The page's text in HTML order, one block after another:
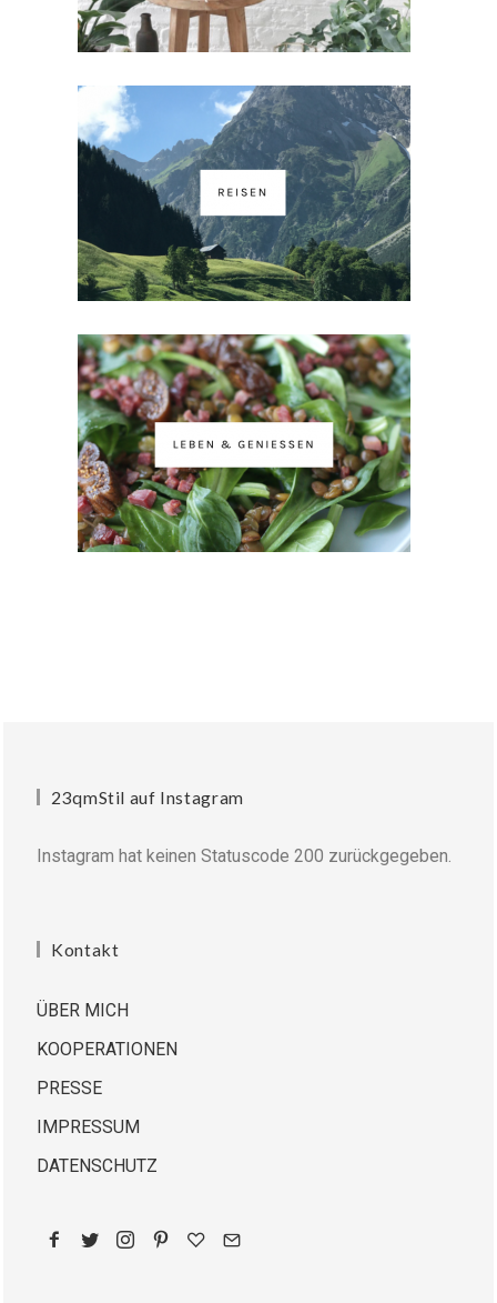
23qmStil auf Instagram
Instagram hat keinen Statuscode 200 zurückgegeben.
Kontakt
ÜBER MICH
KOOPERATIONEN
PRESSE
IMPRESSUM
DATENSCHUTZ